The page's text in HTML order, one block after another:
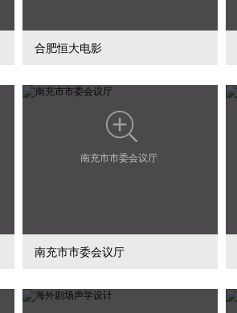
合肥恒大电影
南充市市委会议厅
南充市市委会议厅